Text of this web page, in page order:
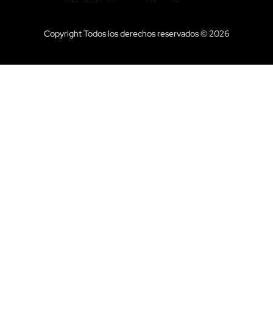
Copyright Todos los derechos reservados © 2026